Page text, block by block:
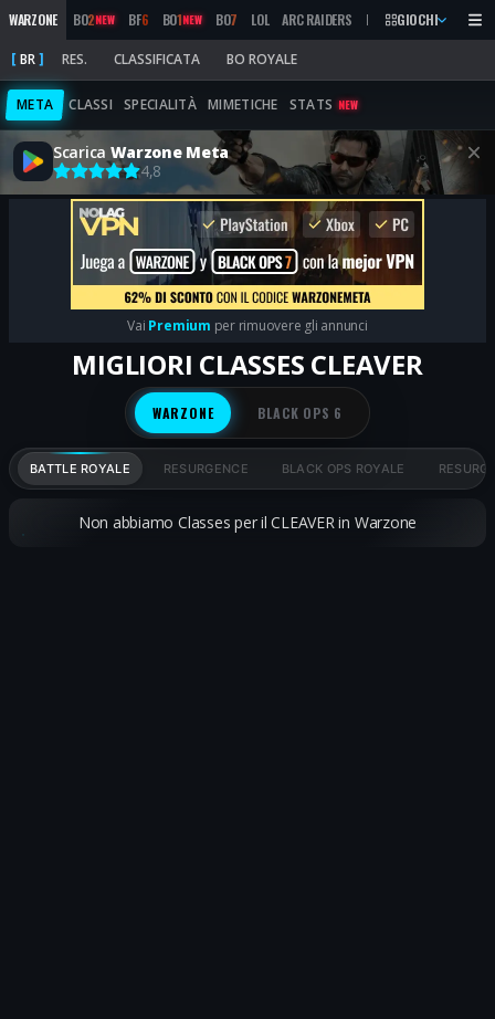
WARZONE BO2NEW BF6 BO1NEW BO7 LOL ARC RAIDERS MW 2019 MARATHON
GIOCHI
BR RES. CLASSIFICATA BO ROYALE
META CLASSI SPECIALITÀ MIMETICHE STATS NEW
Scarica Warzone Meta
4,8
Vai Premium per rimuovere gli annunci
MIGLIORI CLASSES CLEAVER
WARZONE BLACK OPS 6
BATTLE ROYALE RESURGENCE BLACK OPS ROYALE
Non abbiamo Classes per il CLEAVER in Warzone